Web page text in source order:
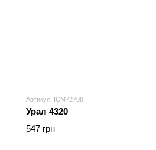
Артикул: ICM72708
Урал 4320
547 грн